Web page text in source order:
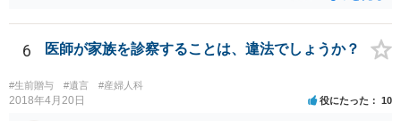
否するそぶりもなかったので合意の上となるのか？ ★性行為について
の合意があることは特に問題にならないでしょう ③DNA鑑定をして事
実確認までしたほうがよいのか ★本当に妊娠をしており、こちらの子
であると主張するのであれば、DNA鑑定をするのも一つの選択肢にな
るかと思います ④慰謝料請求されるのか ★慰謝料請求の根拠はないで
6 医師が家族を診察することは、違法でしょうか？
#生前贈与 #遺言 #産婦人科
2018年4月20日 役にたった 10